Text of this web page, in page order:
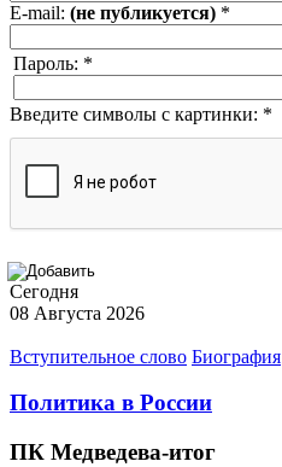
E-mail: (не публикуется) *
Пароль: *
Введите символы с картинки: *
Сегодня
08 Августа 2026
Вступительное слово Биография
Политика в России
ПК Медведева-итог